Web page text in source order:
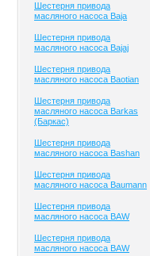
Шестерня привода
масляного насоса Baja
Шестерня привода
масляного насоса Bajaj
Шестерня привода
масляного насоса Baotian
Шестерня привода
масляного насоса Barkas
(Баркас)
Шестерня привода
масляного насоса Bashan
Шестерня привода
масляного насоса Baumann
Шестерня привода
масляного насоса BAW
Шестерня привода
масляного насоса BAW